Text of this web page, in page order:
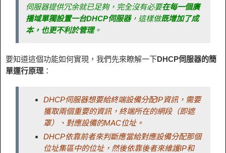
伺服器提供冗余就已足夠，完全沒有必要在每一個廣
播域單獨設置一台DHCP伺服器，這樣做既增加了成
本，也更不利於管理。
要知道這個功能如何實現，我們先來瞭解一下DHCP伺服器的簡
單運行原理 ：
DHCP伺服器想要給終端設備分配IP資訊，需要
獲取兩個重要的資訊，終端所在的網段（即遮
罩）、對應設備的MAC位址。
DHCP依靠前者來判斷應當給對應設備分配那個
位址集區中的位址，然後依靠後者來維護IP和